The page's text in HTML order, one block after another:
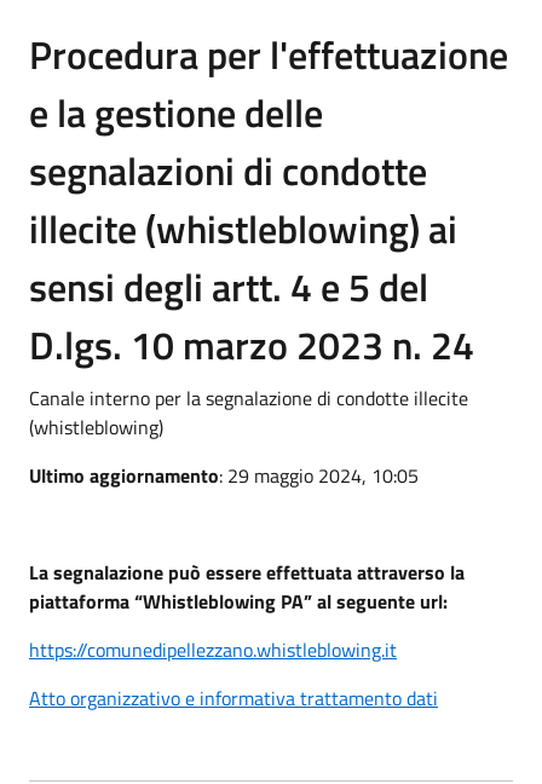
Procedura per l'effettuazione
e la gestione delle
segnalazioni di condotte
illecite (whistleblowing) ai
sensi degli artt. 4 e 5 del
D.lgs. 10 marzo 2023 n. 24
Canale interno per la segnalazione di condotte illecite
(whistleblowing)
Ultimo aggiornamento: 29 maggio 2024, 10:05
La segnalazione può essere effettuata attraverso la
piattaforma “Whistleblowing PA” al seguente url:
https://comunedipellezzano.whistleblowing.it
Atto organizzativo e informativa trattamento dati